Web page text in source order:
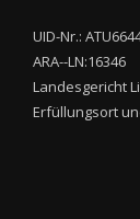
UID-Nr.:
ARA--LN:16346
Landesgericht
Erfüllungsort